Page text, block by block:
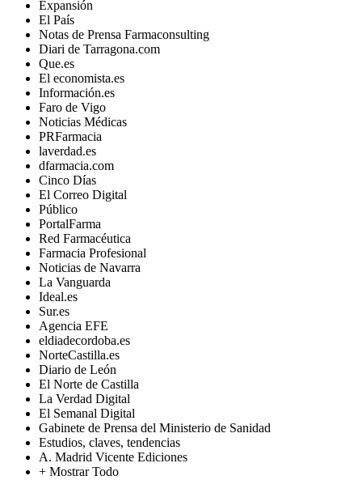
Expansión
El País
Notas de Prensa Farmaconsulting
Diari de Tarragona.com
Que.es
El economista.es
Información.es
Faro de Vigo
Noticias Médicas
PRFarmacia
laverdad.es
dfarmacia.com
Cinco Días
El Correo Digital
Público
PortalFarma
Red Farmacéutica
Farmacia Profesional
Noticias de Navarra
La Vanguarda
Ideal.es
Sur.es
Agencia EFE
eldiadecordoba.es
NorteCastilla.es
Diario de León
El Norte de Castilla
La Verdad Digital
El Semanal Digital
Gabinete de Prensa del Ministerio de Sanidad
Estudios, claves, tendencias
A. Madrid Vicente Ediciones
+ Mostrar Todo